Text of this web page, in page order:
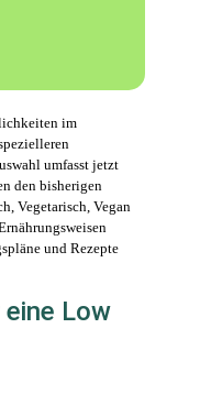
im
umfasst jetzt
den bisherigen
Vegetarisch, Vegan
und Rezepte
Low